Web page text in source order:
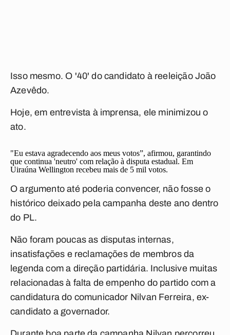
Isso mesmo. O '40' do candidato à reeleição João
Azevêdo.
Hoje, em entrevista à imprensa, ele minimizou o
ato.
"Eu estava agradecendo aos meus votos”, afirmou, garantindo
que continua 'neutro' com relação à disputa estadual. Em
Uiraúna Wellington recebeu mais de 5 mil votos.
O argumento até poderia convencer, não fosse o
histórico deixado pela campanha deste ano dentro
do PL.
Não foram poucas as disputas internas,
insatisfações e reclamações de membros da
legenda com a direção partidária. Inclusive muitas
relacionadas à falta de empenho do partido com a
candidatura do comunicador Nilvan Ferreira, ex-
candidato a governador.